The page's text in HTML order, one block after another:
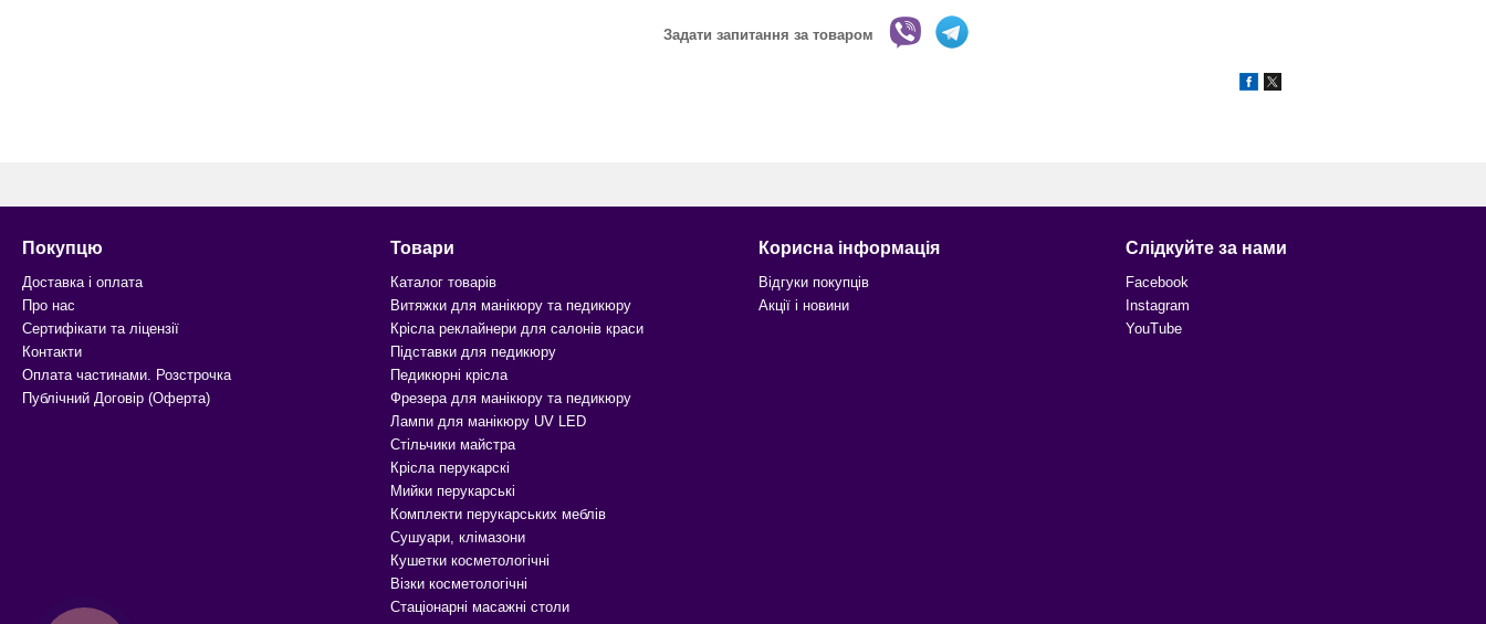
Задати запитання за товаром
Покупцю
Доставка і оплата
Про нас
Сертифікати та ліцензії
Контакти
Оплата частинами. Розстрочка
Публічний Договір (Оферта)
Товари
Каталог товарів
Витяжки для манікюру та педикюру
Крісла реклайнери для салонів краси
Підставки для педикюру
Педикюрні крісла
Фрезера для манікюру та педикюру
Лампи для манікюру UV LED
Стільчики майстра
Крісла перукарскі
Мийки перукарські
Комплекти перукарських меблів
Сушуари, клімазони
Кушетки косметологічні
Візки косметологічні
Стаціонарні масажні столи
Корисна інформація
Відгуки покупців
Акції і новини
Слідкуйте за нами
Facebook
Instagram
YouTube